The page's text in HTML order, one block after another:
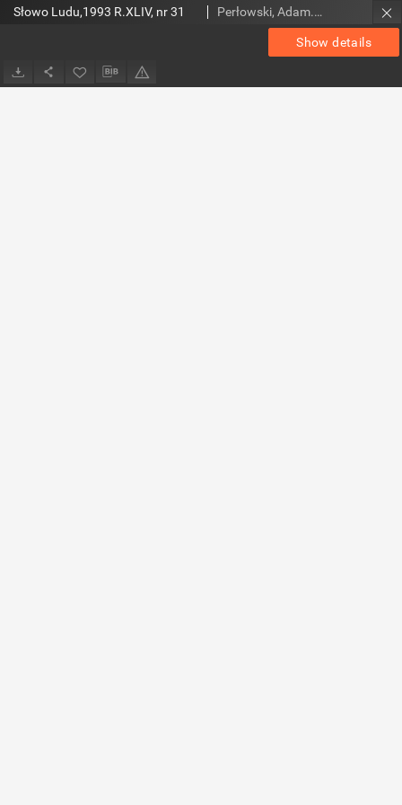
Show details
Słowo Ludu,1993 R.XLIV, nr 31 Perłowski, Adam. Red.